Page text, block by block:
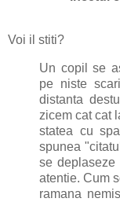
Voi il stiti?
Un copil se
pe niste
distanta
zicem cat cat
statea cu
spunea
se deplaseze
atentie. Cum
ramana